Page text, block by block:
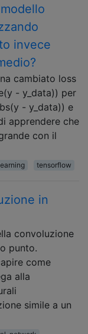
invece
cambiato loss
- y_data)) per
- y_data)) e
apprendere che
con il
tensorflow
in
convoluzione
punto.
come
alla
simile a un